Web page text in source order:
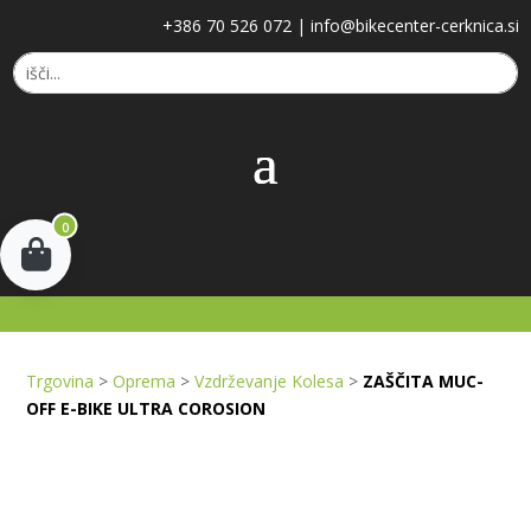
+386 70 526 072 | info@bikecenter-cerknica.si
0
Trgovina >Oprema >Vzdrževanje Kolesa > ZAŠČITA MUC-
OFF E-BIKE ULTRA COROSION